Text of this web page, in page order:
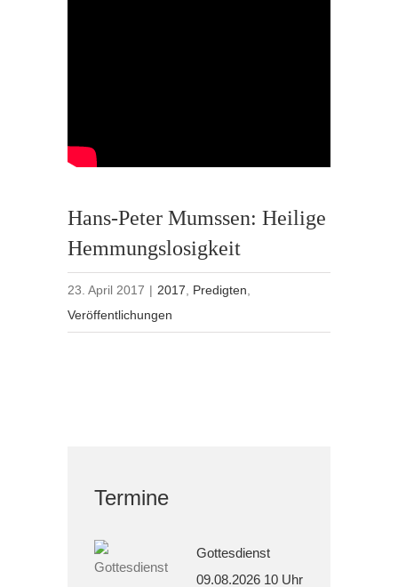
Hans-Peter Mumssen: Heilige
Hemmungslosigkeit
23. April 2017 | 2017 Predigten
Veröffentlichungen
Termine
Gottesdienst
09.08.2026 10 Uhr